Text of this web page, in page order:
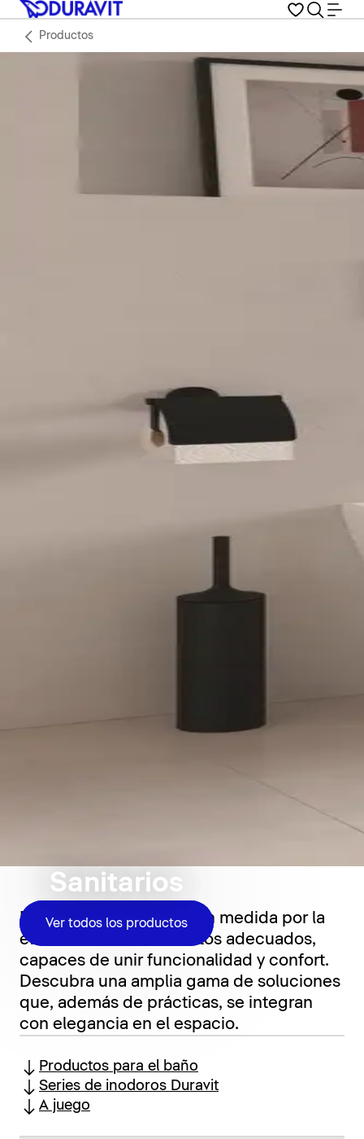
Productos
Sanitarios
Ver todos los productos
El baño se define en gran medida por la
elección de los elementos adecuados,
capaces de unir funcionalidad y confort.
Descubra una amplia gama de soluciones
que, además de prácticas, se integran
con elegancia en el espacio.
Productos para el baño
Series de inodoros Duravit
A juego